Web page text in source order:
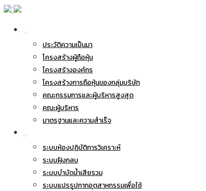
ประวัติความเป็นมา
โครงสร้างผู้ถือหุ้น
โครงสร้างองค์กร
โครงสร้างการถือหุ้นของกลุ่มบริษัท
คณะกรรมการและผู้บริหารสูงสุด
คณะผู้บริหาร
มาตรฐานและความสำเร็จ
ระบบห้องปฏิบัติการวิเคราะห์
ระบบฝังกลบ
ระบบบำบัดน้ำเสียรวม
ระบบแปรรูปกากอุตสาหกรรมเพื่อใช้